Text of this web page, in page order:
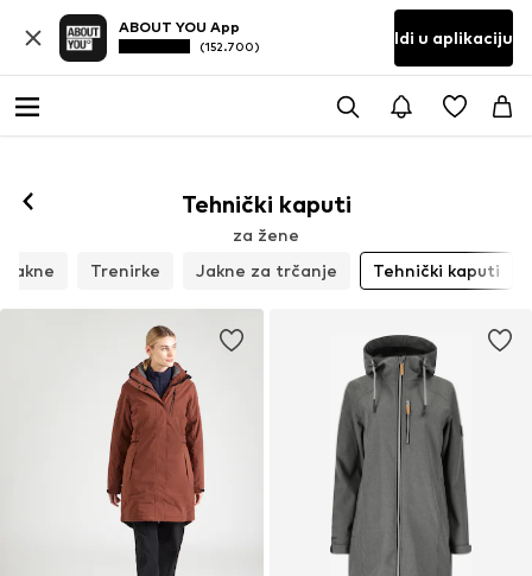
ABOUT YOU App
(152.700) Idi u aplikaciju
Tehnički kaputi
za žene
jakne
Trenirke Jakne za trčanje Tehnički kaputi